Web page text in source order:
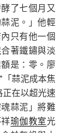
了七個月又
泥。」他輕
只有他一個
著鐵鏽與淡
是：零。廖
蒜泥成本焦
在以超光速
蒜泥」將難
瑜伽教室光